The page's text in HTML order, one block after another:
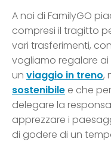
A noi di FamilyGO
compresi il tragitto
vari trasferimenti,
vogliamo regalare ai
un viaggio in treno,
sostenibile e che
delegare la
apprezzare i
di godere di un